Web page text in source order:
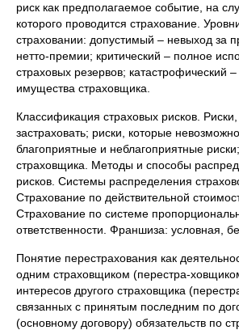
риск как предполагаемое событие, на
которого проводится страхование.
страховании: допустимый – невыход за
нетто-премии; критический – полное
страховых резервов; катастрофический –
имущества страховщика.
Классификация страховых рисков.
застраховать; риски, которые
благоприятные и неблагоприятные
страховщика. Методы и способы
рисков. Системы распределения
Страхование по действительной
Страхование по системе
ответственности. Франшиза: условная,
Понятие перестрахования как
одним страховщиком (перестра-
интересов другого страховщика
связанных с принятым последним по
(основному договору) обязательств по